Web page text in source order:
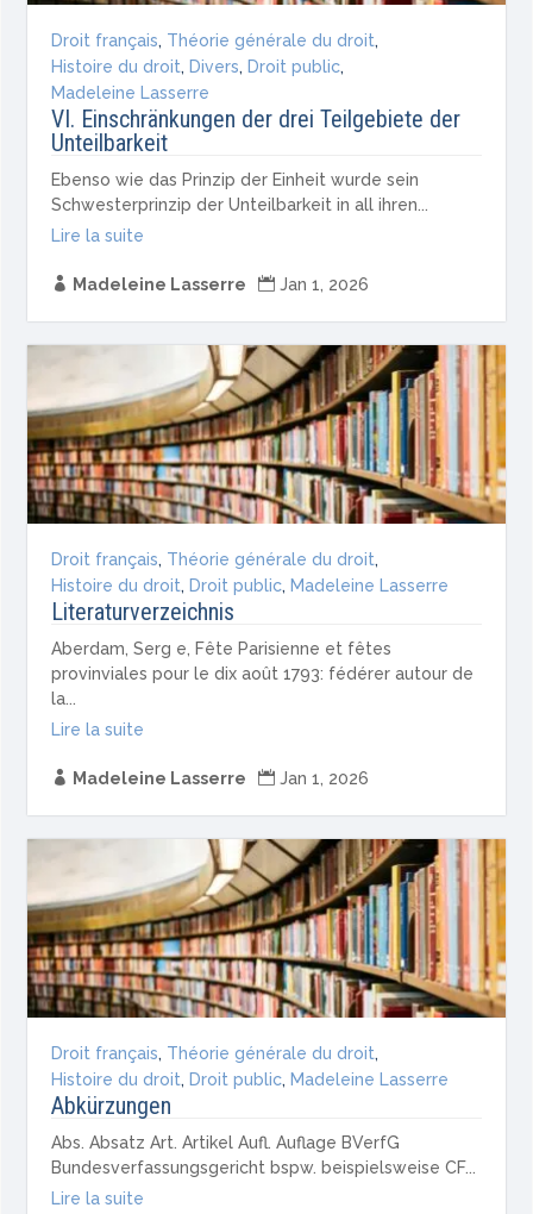
Droit français, Théorie générale du droit,
Histoire du droit, Divers, Droit public,
Madeleine Lasserre
VI. Einschränkungen der drei Teilgebiete der
Unteilbarkeit
Ebenso wie das Prinzip der Einheit wurde sein
Schwesterprinzip der Unteilbarkeit in all ihren...
Lire la suite
 Madeleine Lasserre  Jan 1, 2026
Droit français, Théorie générale du droit,
Histoire du droit, Droit public, Madeleine Lasserre
Literaturverzeichnis
Aberdam, Serg e, Fête Parisienne et fêtes
provinviales pour le dix août 1793: fédérer autour de
la...
Lire la suite
 Madeleine Lasserre  Jan 1, 2026
Droit français, Théorie générale du droit,
Histoire du droit, Droit public, Madeleine Lasserre
Abkürzungen
Abs. Absatz Art. Artikel Aufl. Auflage BVerfG
Bundesverfassungsgericht bspw. beispielsweise CF...
Lire la suite